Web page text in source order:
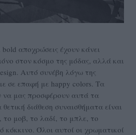
αποχρώσεις έχουν κάνει
στον κόσμο της μόδας, αλλά και
Αυτό συνέβη λόγω της
σε επαφή με happy colors. Τα
μας προσφέρουν αυτά τα
διάθεση συναισθήματα είναι
το μοβ, το λαδί, το μπλε, το
κόκκινο. Όλοι αυτοί οι χρωματικοί